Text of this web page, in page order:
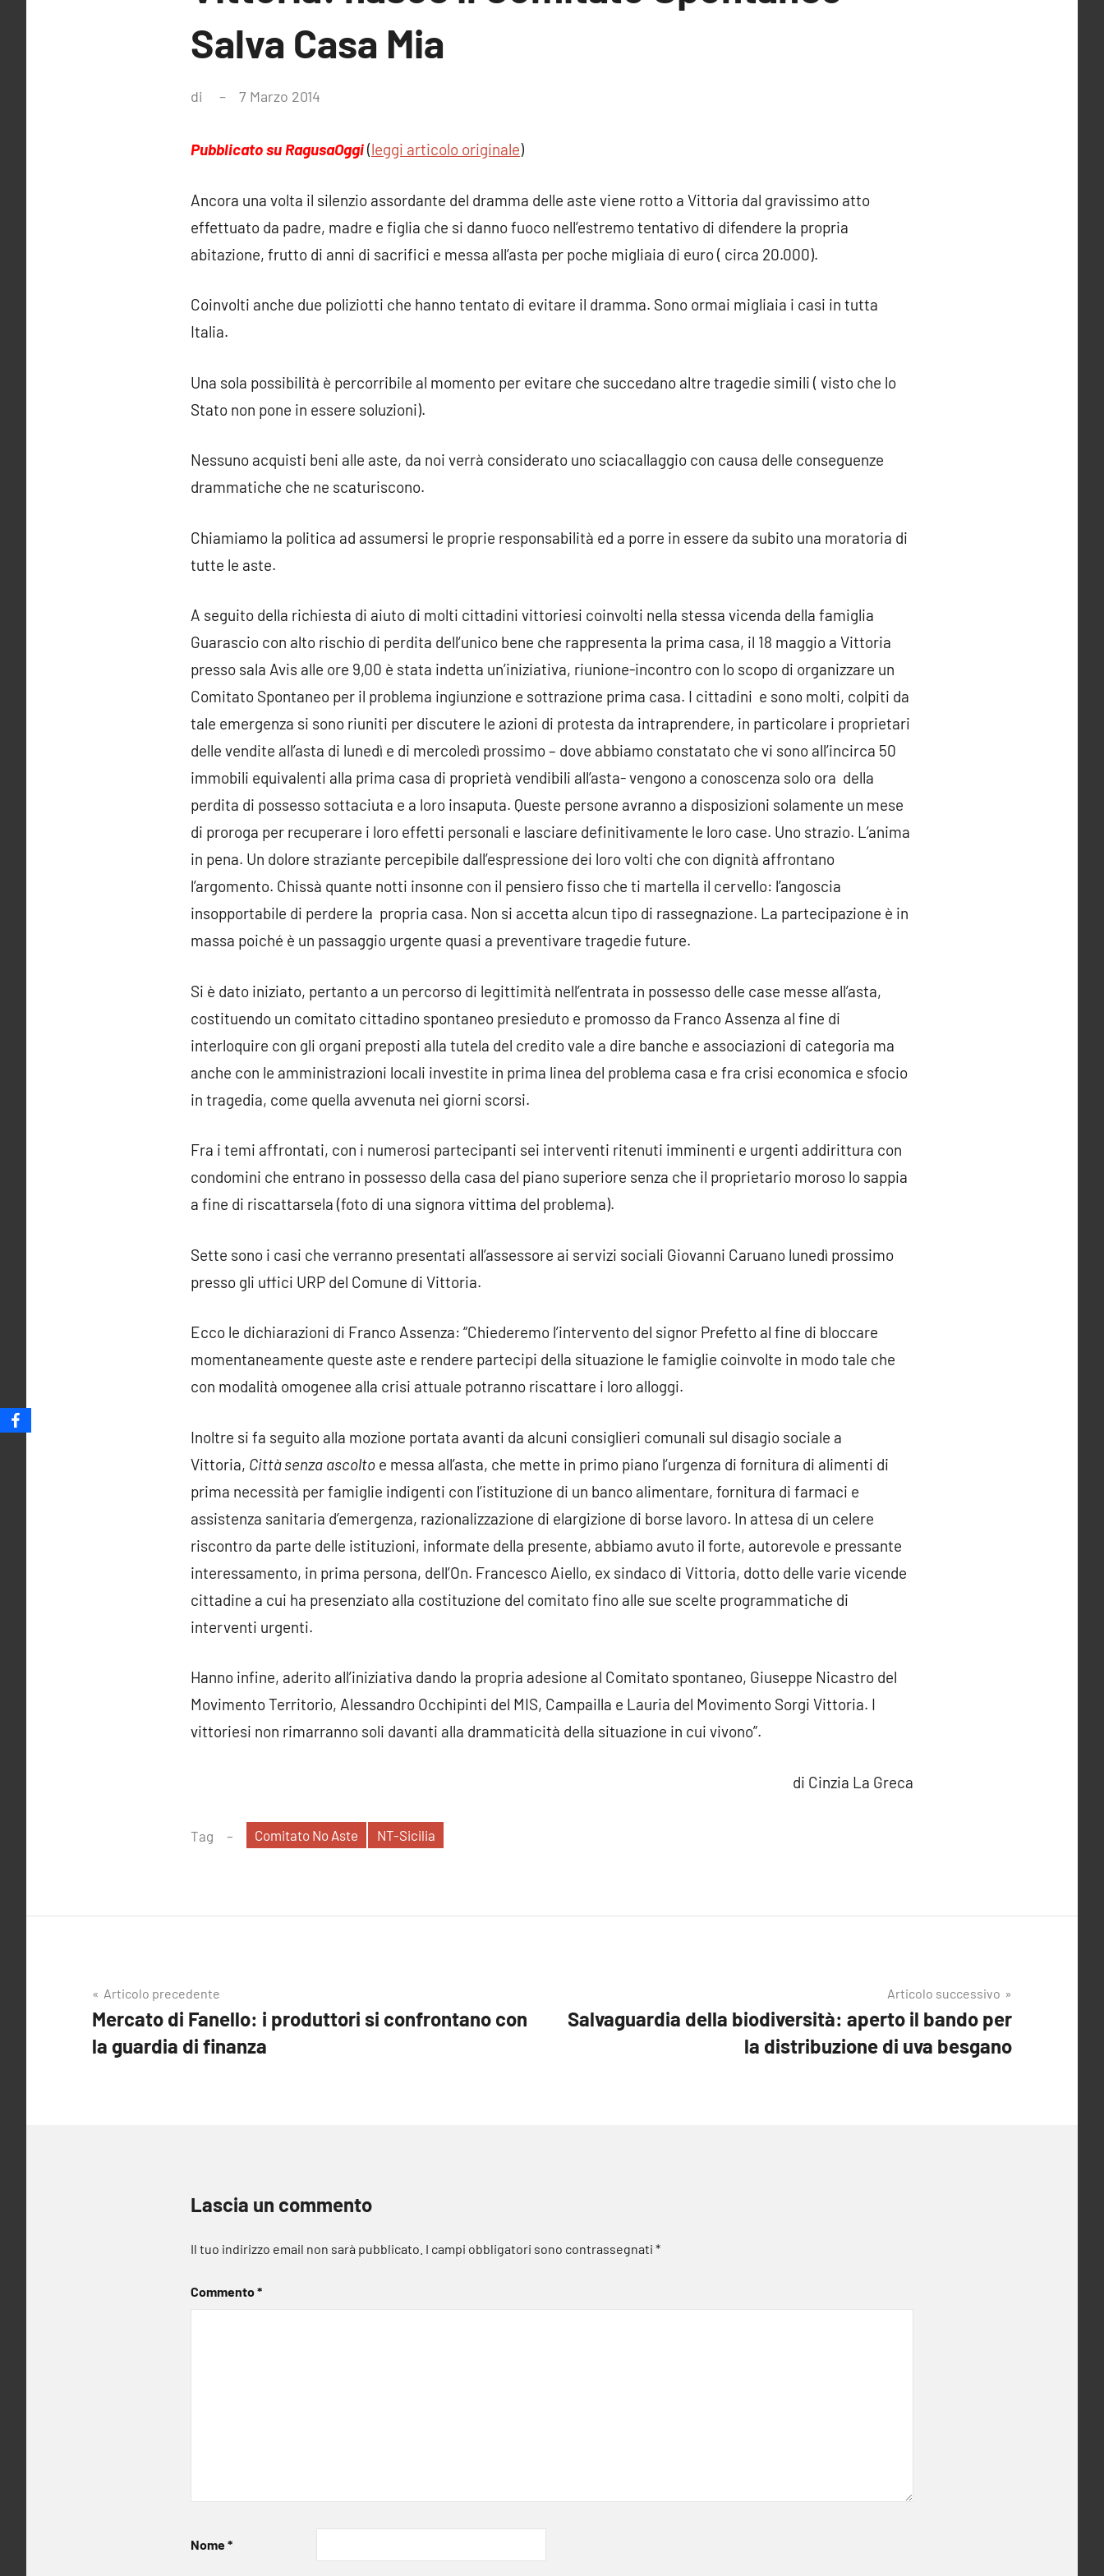
Salva Casa Mia
di 7 Marzo 2014
Pubblicato su RagusaOggi(leggi articolo originale)
Ancora una volta il silenzio assordante del dramma delle aste viene rotto a Vittoria dal gravissimo atto
effettuato da padre, madre e figlia che si danno fuoco nell’estremo tentativo di difendere la propria
abitazione, frutto di anni di sacrifici e messa all’asta per poche migliaia di euro ( circa 20.000).
Coinvolti anche due poliziotti che hanno tentato di evitare il dramma. Sono ormai migliaia i casi in tutta
Italia.
Una sola possibilità è percorribile al momento per evitare che succedano altre tragedie simili ( visto che lo
Stato non pone in essere soluzioni).
Nessuno acquisti beni alle aste, da noi verrà considerato uno sciacallaggio con causa delle conseguenze
drammatiche che ne scaturiscono.
Chiamiamo la politica ad assumersi le proprie responsabilità ed a porre in essere da subito una moratoria di
tutte le aste.
A seguito della richiesta di aiuto di molti cittadini vittoriesi coinvolti nella stessa vicenda della famiglia
Guarascio con alto rischio di perdita dell’unico bene che rappresenta la prima casa, il 18 maggio a Vittoria
presso sala Avis alle ore 9,00 è stata indetta un’iniziativa, riunione-incontro con lo scopo di organizzare un
Comitato Spontaneo per il problema ingiunzione e sottrazione prima casa. I cittadini e sono molti, colpiti da
tale emergenza si sono riuniti per discutere le azioni di protesta da intraprendere, in particolare i proprietari
delle vendite all’asta di lunedì e di mercoledì prossimo – dove abbiamo constatato che vi sono all’incirca 50
immobili equivalenti alla prima casa di proprietà vendibili all’asta- vengono a conoscenza solo ora della
perdita di possesso sottaciuta e a loro insaputa. Queste persone avranno a disposizioni solamente un mese
di proroga per recuperare i loro effetti personali e lasciare definitivamente le loro case. Uno strazio. L’anima
in pena. Un dolore straziante percepibile dall’espressione dei loro volti che con dignità affrontano
l’argomento. Chissà quante notti insonne con il pensiero fisso che ti martella il cervello: l’angoscia
insopportabile di perdere la propria casa. Non si accetta alcun tipo di rassegnazione. La partecipazione è in
massa poiché è un passaggio urgente quasi a preventivare tragedie future.
Si è dato iniziato, pertanto a un percorso di legittimità nell’entrata in possesso delle case messe all’asta,
costituendo un comitato cittadino spontaneo presieduto e promosso da Franco Assenza al fine di
interloquire con gli organi preposti alla tutela del credito vale a dire banche e associazioni di categoria ma
anche con le amministrazioni locali investite in prima linea del problema casa e fra crisi economica e sfocio
in tragedia, come quella avvenuta nei giorni scorsi.
Fra i temi affrontati, con i numerosi partecipanti sei interventi ritenuti imminenti e urgenti addirittura con
condomini che entrano in possesso della casa del piano superiore senza che il proprietario moroso lo sappia
a fine di riscattarsela (foto di una signora vittima del problema).
Sette sono i casi che verranno presentati all’assessore ai servizi sociali Giovanni Caruano lunedì prossimo
presso gli uffici URP del Comune di Vittoria.
Ecco le dichiarazioni di Franco Assenza: “Chiederemo l’intervento del signor Prefetto al fine di bloccare
momentaneamente queste aste e rendere partecipi della situazione le famiglie coinvolte in modo tale che
con modalità omogenee alla crisi attuale potranno riscattare i loro alloggi.
Inoltre si fa seguito alla mozione portata avanti da alcuni consiglieri comunali sul disagio sociale a
Vittoria, Città senza ascolto e messa all’asta, che mette in primo piano l’urgenza di fornitura di alimenti di
prima necessità per famiglie indigenti con l’istituzione di un banco alimentare, fornitura di farmaci e
assistenza sanitaria d’emergenza, razionalizzazione di elargizione di borse lavoro. In attesa di un celere
riscontro da parte delle istituzioni, informate della presente, abbiamo avuto il forte, autorevole e pressante
interessamento, in prima persona, dell’On. Francesco Aiello, ex sindaco di Vittoria, dotto delle varie vicende
cittadine a cui ha presenziato alla costituzione del comitato fino alle sue scelte programmatiche di
interventi urgenti.
Hanno infine, aderito all’iniziativa dando la propria adesione al Comitato spontaneo, Giuseppe Nicastro del
Movimento Territorio, Alessandro Occhipinti del MIS, Campailla e Lauria del Movimento Sorgi Vittoria. I
vittoriesi non rimarranno soli davanti alla drammaticità della situazione in cui vivono”.
di Cinzia La Greca
Tag Comitato No Aste NT-Sicilia
Navigazione
articoli
Articolo precedente
Mercato di Fanello: i produttori si confrontano con
la guardia di finanza
Articolo successivo
Salvaguardia della biodiversità: aperto il bando per
la distribuzione di uva besgano
Lascia un commento
Il tuo indirizzo email non sarà pubblicato. I campi obbligatori sono contrassegnati *
Commento*
Nome*